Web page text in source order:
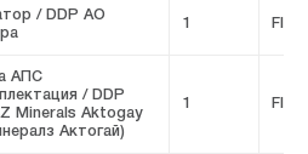
/ DDP АО
1 FIVE
АПС
/ DDP
Minerals Aktogay
Актогай)
1 FIVE